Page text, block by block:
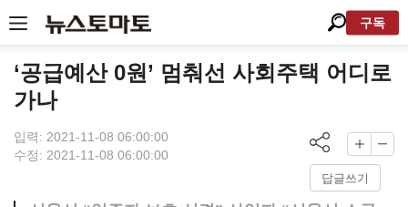
구독
‘공급예산 0원’ 멈춰선 사회주택 어디로
가나
입력: 2021-11-08 06:00:00
수정: 2021-11-08 06:00:00
답글쓰기